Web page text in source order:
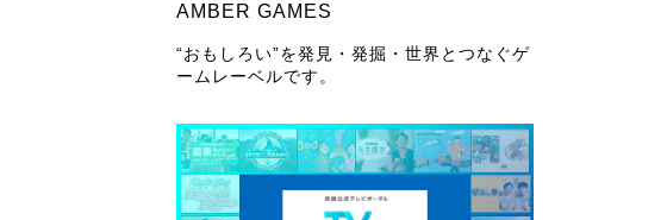
AMBER GAMES
“おもしろい”を発見・発掘・世界とつなぐゲ
ームレーベルです。